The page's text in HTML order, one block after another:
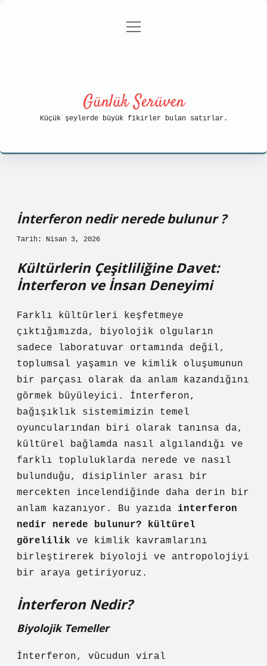
Gizlilik Politikası
menüyü
Günlük Serüven
Küçük şeylerde büyük fikirler bulan satırlar.
İnterferon nedir nerede bulunur ?
Tarih: Nisan 3, 2026
Kültürlerin Çeşitliliğine Davet:
İnterferon ve İnsan Deneyimi
Farklı kültürleri keşfetmeye
çıktığımızda, biyolojik olguların
sadece laboratuvar ortamında değil,
toplumsal yaşamın ve kimlik oluşumunun
bir parçası olarak da anlam kazandığını
görmek büyüleyici. İnterferon,
bağışıklık sistemimizin temel
oyuncularından biri olarak tanınsa da,
kültürel bağlamda nasıl algılandığı ve
farklı topluluklarda nerede ve nasıl
bulunduğu, disiplinler arası bir
mercekten incelendiğinde daha derin bir
anlam kazanıyor. Bu yazıda interferon
nedir nerede bulunur? kültürel
görelilik ve kimlik kavramlarını
birleştirerek biyoloji ve antropolojiyi
bir araya getiriyoruz.
İnterferon Nedir?
Biyolojik Temeller
İnterferon, vücudun viral